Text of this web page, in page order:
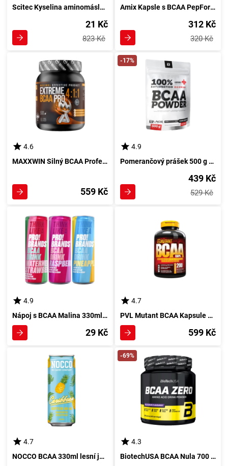
Scitec Kyselina aminomáslová s Glutaminem 600 g jablko
21 Kč
823 Kč
Amix Kapsle s BCAA PepForm Peptidy 90 kusů
312 Kč
320 Kč
4.6
MAXXWIN Silný BCAA Profesionální 4:1:1 500 kapsul - Unikátní doplněk stravy
559 Kč
-17%
4.9
Pomerančový prášek 500 g s 100% BCAA od HiTec
439 Kč
529 Kč
4.9
Nápoj s BCAA Malina 330ml od značky ProBrands
29 Kč
4.7
PVL Mutant BCAA Kapsule 200 kusů
599 Kč
4.7
NOCCO BCAA 330ml lesní jahody
-69%
4.3
BiotechUSA BCAA Nula 700 g zeleného jablka